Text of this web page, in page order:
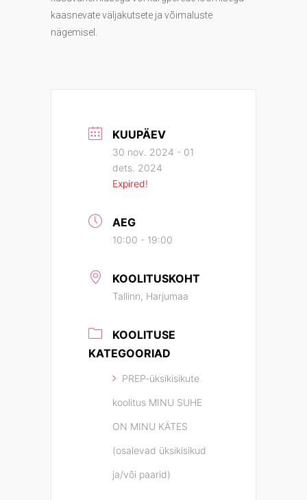
kaasnevate väljakutsete ja võimaluste
nägemisel.
KUUPÄEV
30 nov. 2024 - 01
dets. 2024
Expired!
AEG
10:00 - 19:00
KOOLITUSKOHT
Tallinn, Harjumaa
KOOLITUSE
KATEGOORIAD
PREP-üksikisikute
koolitus MINU SUHE
ON MINU KÄTES
(osalevad üksikisikud
ja/või paarid)